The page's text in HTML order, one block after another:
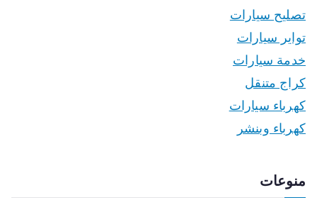
تصليح سيارات
تواير سيارات
خدمة سيارات
كراج متنقل
كهرباء سيارات
كهرباء وبنشر
منوعات